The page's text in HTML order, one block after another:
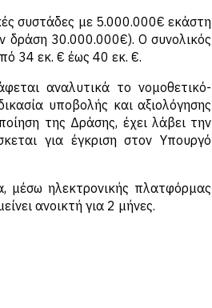
συστάδες με 5.000.000€ εκάστη
δράση 30.000.000€). Ο συνολικός
34 εκ. € έως 40 εκ. €.
αναλυτικά το νομοθετικό-
υποβολής και αξιολόγησης
της Δράσης, έχει λάβει την
για έγκριση στον Υπουργό
μέσω ηλεκτρονικής πλατφόρμας
ανοικτή για 2 μήνες.